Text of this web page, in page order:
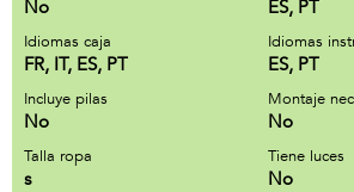
No ES, PT
Idiomas caja
FR, IT, ES, PT
Idiomas
ES, PT
Incluye pilas
No
Montaje
No
Talla ropa
s
Tiene luces
No